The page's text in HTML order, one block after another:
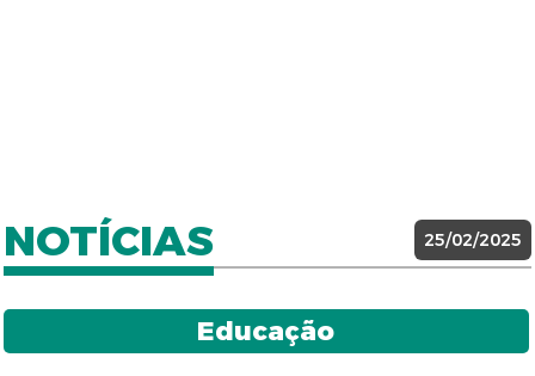
NOTÍCIAS 25/02/2025
Educação